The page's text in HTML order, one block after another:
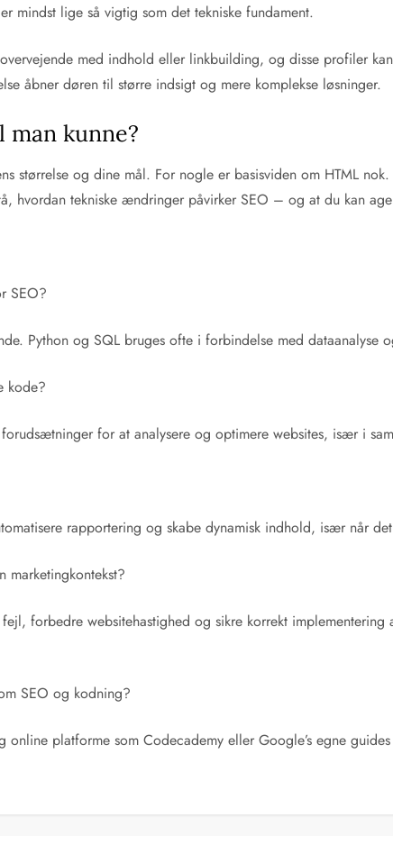
mindst lige så vigtig som det tekniske fundament.
med indhold eller linkbuilding, og disse profiler
åbner døren til større indsigt og mere komplekse løsninger.
man kunne?
størrelse og dine mål. For nogle er basisviden om HTML
hvordan tekniske ændringer påvirker SEO – og at du kan
SEO?
Python og SQL bruges ofte i forbindelse med dataanalyse
kode?
for at analysere og optimere websites, især i
rapportering og skabe dynamisk indhold, især når
marketingkontekst?
forbedre websitehastighed og sikre korrekt implementering
SEO og kodning?
platforme som Codecademy eller Google’s egne